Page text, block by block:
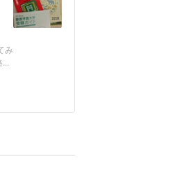
み